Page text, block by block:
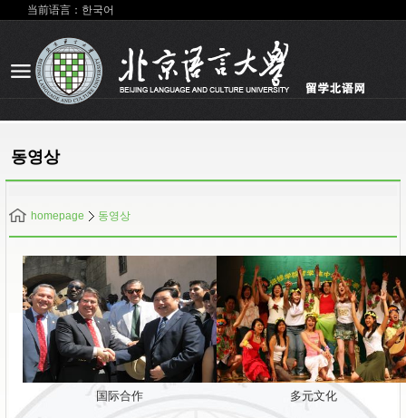
当前语言：한국어
동영상
homepage 동영상
国际合作 多元文化